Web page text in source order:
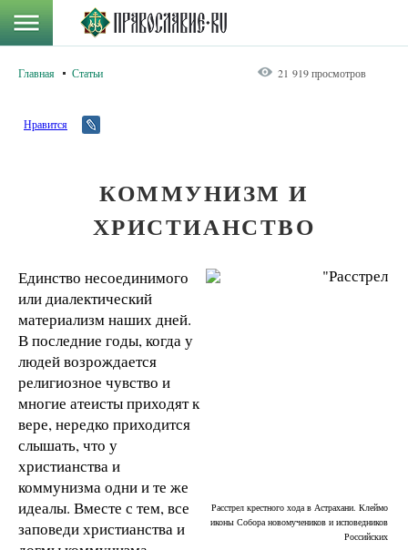
Главная Статьи 21 919 просмотров
Нравится
КОММУНИЗМ И
ХРИСТИАНСТВО
Расстрел крестного хода в Астрахани. Клеймо
иконы Собора новомучеников и исповедников
Российских
Единство несоединимого
или диалектический
материализм наших дней.
В последние годы, когда у
людей возрождается
религиозное чувство и
многие атеисты приходят к
вере, нередко приходится
слышать, что у
христианства и
коммунизма одни и те же
идеалы. Вместе с тем, все
заповеди христианства и